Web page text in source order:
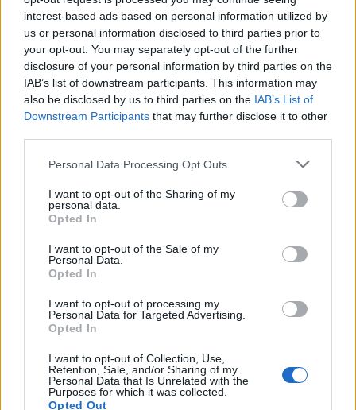
interest-based ads based on personal information utilized by
us or personal information disclosed to third parties prior to
your opt-out. You may separately opt-out of the further
disclosure of your personal information by third parties on the
IAB’s list of downstream participants. This information may
also be disclosed by us to third parties on the IAB’s List of
Downstream Participants that may further disclose it to other
Personal Data Processing Opt Outs
I want to opt-out of the Sharing of my
personal data.
Opted In
I want to opt-out of the Sale of my
Personal Data.
Opted In
I want to opt-out of processing my
Personal Data for Targeted Advertising.
Opted In
I want to opt-out of Collection, Use,
Retention, Sale, and/or Sharing of my
Personal Data that Is Unrelated with the
Purposes for which it was collected.
Opted Out
Podmiot liryczny uważa, że tym razem
Kasandra się myli.
upadnie, jest dla niej nadzieja
wyzwoli się spod okupacji, nadejdą
lepsze dni – dni wolności i szczęścia.
Osoba mówiąca miała pod tym
względem rację, jej nadzieje nie były